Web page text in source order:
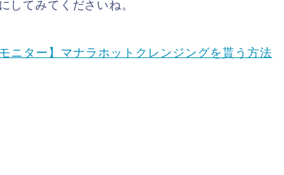
してみてくださいね。
モニター】マナラホットクレンジングを貰う方法